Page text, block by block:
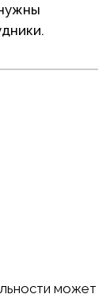
может